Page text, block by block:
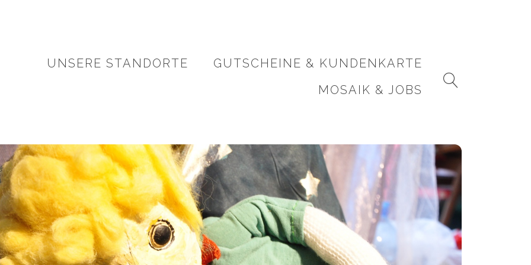
UNSERE STANDORTE
GUTSCHEINE & KUNDENKARTE
MOSAIK & JOBS